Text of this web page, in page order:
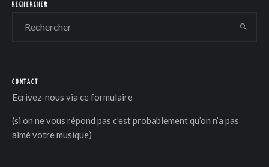
RECHERCHER
CONTACT
Ecrivez-nous via ce formulaire
(si on ne vous répond pas c’est probablement qu’on n’a pas
aimé votre musique)